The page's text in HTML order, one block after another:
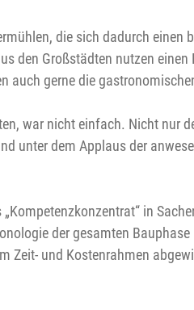
die sich dadurch einen
den Großstädten nutzen
auch gerne die
war nicht einfach. Nicht nur
unter dem Applaus der
in
der gesamten
Zeit- und Kostenrahmen